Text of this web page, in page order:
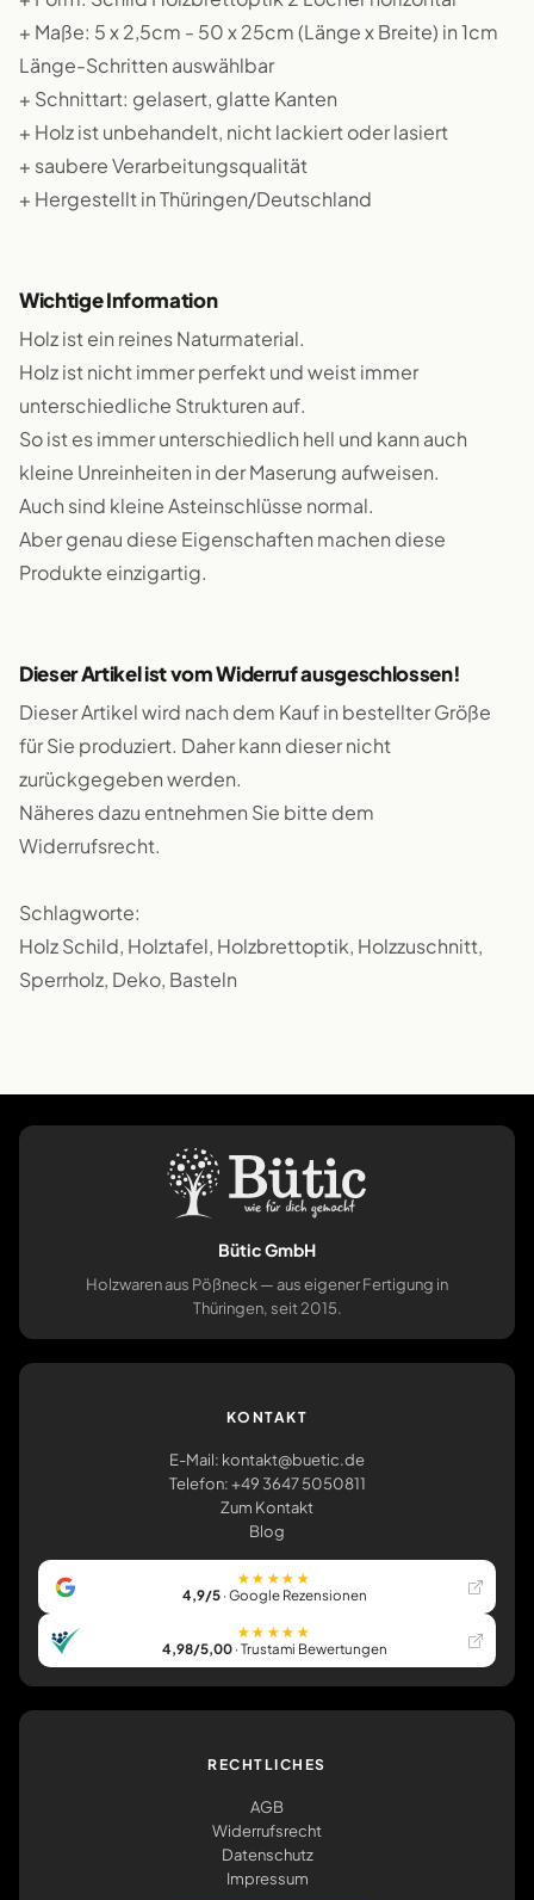
+ Maße: 5 x 2,5cm - 50 x 25cm (Länge x Breite) in 1cm
Länge-Schritten auswählbar
+ Schnittart: gelasert, glatte Kanten
+ Holz ist unbehandelt, nicht lackiert oder lasiert
+ saubere Verarbeitungsqualität
+ Hergestellt in Thüringen/Deutschland
Wichtige Information
Holz ist ein reines Naturmaterial.
Holz ist nicht immer perfekt und weist immer
unterschiedliche Strukturen auf.
So ist es immer unterschiedlich hell und kann auch
kleine Unreinheiten in der Maserung aufweisen.
Auch sind kleine Asteinschlüsse normal.
Aber genau diese Eigenschaften machen diese
Produkte einzigartig.
Dieser Artikel ist vom Widerruf ausgeschlossen!
Dieser Artikel wird nach dem Kauf in bestellter Größe
für Sie produziert. Daher kann dieser nicht
zurückgegeben werden.
Näheres dazu entnehmen Sie bitte dem
Widerrufsrecht.
Schlagworte:
Holz Schild, Holztafel, Holzbrettoptik, Holzzuschnitt,
Sperrholz, Deko, Basteln
Bütic GmbH
Holzwaren aus Pößneck — aus eigener Fertigung in
Thüringen, seit 2015.
KONTAKT
E-Mail: kontakt@buetic.de
Telefon: +49 3647 5050811
Zum Kontakt
Blog
★★★★★
4,9/5· Google Rezensionen
★★★★★
4,98/5,00· Trustami Bewertungen
RECHTLICHES
AGB
Widerrufsrecht
Datenschutz
Impressum